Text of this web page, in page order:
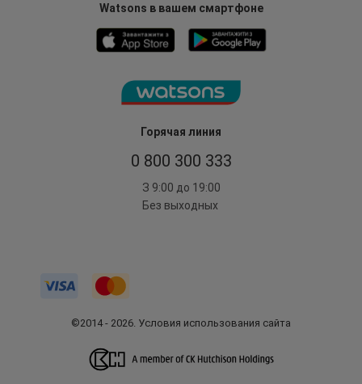
Горячая линия
0 800 300 333
З 9:00 до 19:00
Без выходных
Watsons в вашем смартфоне
©2014 - 2026. Условия использования сайта